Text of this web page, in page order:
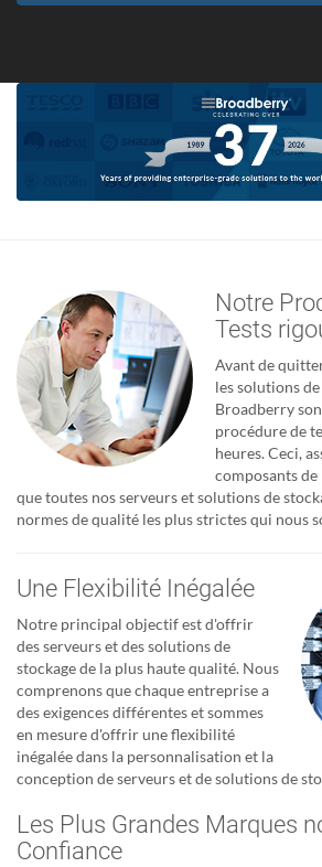
Notre
Tests
Avant de
les solutions
Broadberry
procédure de
heures. Ceci,
composants
que toutes nos serveurs et solutions de
normes de qualité les plus strictes qui nous
Une Flexibilité Inégalée
Notre principal objectif est d'offrir
des serveurs et des solutions de
stockage de la plus haute qualité. Nous
comprenons que chaque entreprise a
des exigences différentes et sommes
en mesure d'offrir une flexibilité
inégalée dans la personnalisation et la
conception de serveurs et de solutions de
Les Plus Grandes Marques
Confiance